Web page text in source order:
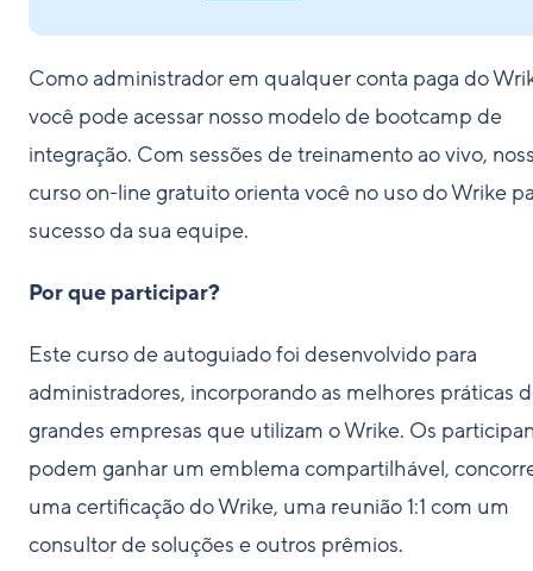
Como administrador em qualquer conta paga do
você pode acessar nosso modelo de bootcamp de
integração. Com sessões de treinamento ao vivo,
curso on-line gratuito orienta você no uso do Wrike
sucesso da sua equipe.
Por que participar?
Este curso de autoguiado foi desenvolvido para
administradores, incorporando as melhores práticas
grandes empresas que utilizam o Wrike. Os
podem ganhar um emblema compartilhável,
uma certificação do Wrike, uma reunião 1:1 com um
consultor de soluções e outros prêmios.